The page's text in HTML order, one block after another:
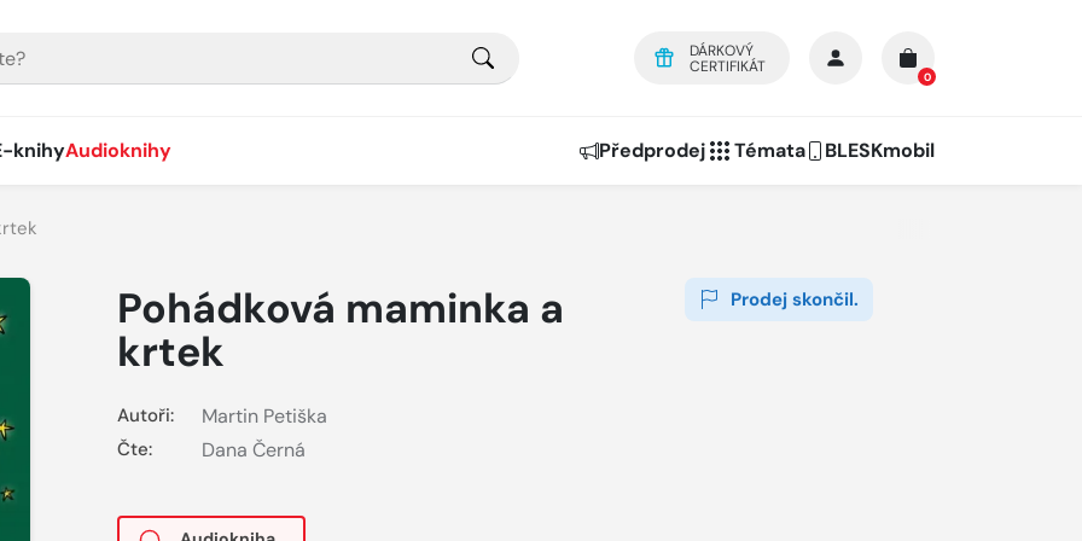
DÁRKOVÝ
CERTIFIKÁT
0
knihyAudioknihy Předprodej Témata BLESKmobil
Pohádková maminka a
krtek
Autoři: Martin Petiška
Čte: Dana Černá
Prodej skončil.